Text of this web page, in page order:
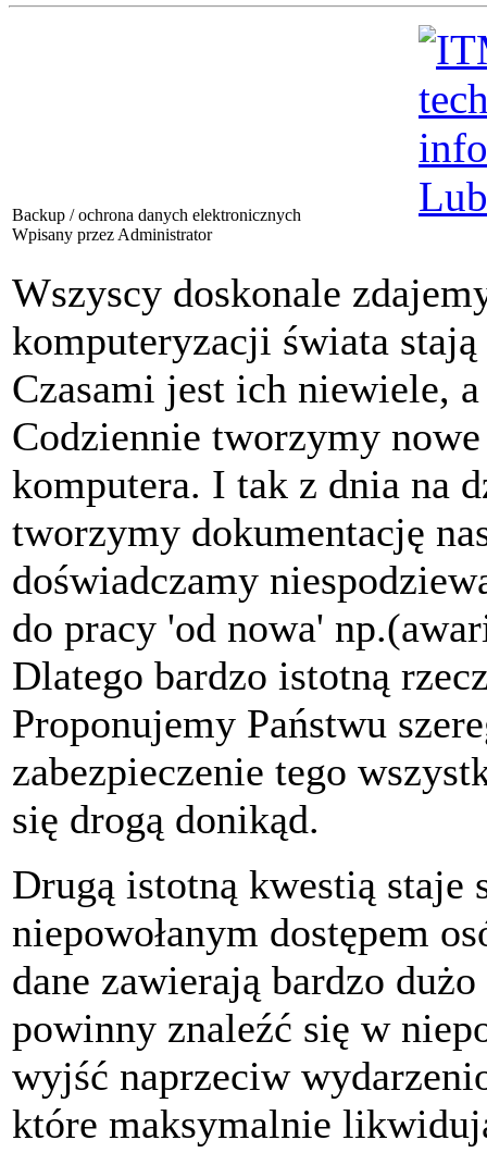
Backup / ochrona danych elektronicznych
Wpisany przez Administrator
Wszyscy doskonale
komputeryzacji świata
Czasami jest ich niewiele,
Codziennie tworzymy
komputera. I tak z dnia na
tworzymy dokumentację
doświadczamy
do pracy 'od nowa'
Dlatego bardzo istotną
Proponujemy Państwu
zabezpieczenie tego
się drogą donikąd.
Drugą istotną kwestią staje
niepowołanym dostępem
dane zawierają bardzo
powinny znaleźć się w
wyjść naprzeciw
które maksymalnie